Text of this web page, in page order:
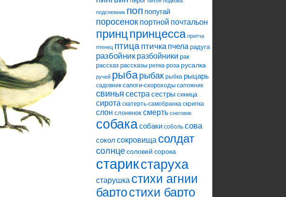
подснежник поп попугай
поросенок портной почтальон
принцпринцесса притча
птенец птица птичка пчела радуга
разбойник разбойники рак
рассказ рассказы репка роза русалка
ручей рыбарыбак рыбка рыцарь
садовник сапоги-скороходы сапожник
свинья сестра сестры синица
сирота скатерть-самобранка скрипка
слон слоненок смерть снеговик
собакасобаки соболь сова
сокол сокровища солдат
солнцесоловей сорока
старикстаруха
старушка стихи агнии
бартостихи барто